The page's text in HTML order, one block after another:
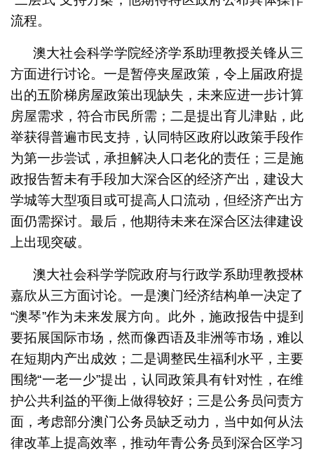
流程。
澳大社会科学学院经济学系助理教授关锋从三
方面进行讨论。一是暂停夹屋政策，令上届政府提
出的五阶梯房屋政策出现缺失，未来应进一步计算
房屋需求，符合市民所需；二是提出育儿津贴，此
举获得普遍市民支持，认同特区政府以政策手段作
为第一步尝试，承担解决人口老化的责任；三是施
政报告暂未有手段加大深合区的经济产出，建设大
学城等大型项目或可提高人口流动，但经济产出方
面仍需探讨。最后，他期待未来在深合区法律建设
上出现突破。
澳大社会科学学院政府与行政学系助理教授林
嘉欣从三方面讨论。一是澳门经济结构单一决定了
“澳琴”作为未来发展方向。此外，施政报告中提到
要拓展国际市场，然而像西语及非洲等市场，难以
在短期内产出成效；二是调整民生福利水平，主要
围绕“一老一少”提出，认同政策具有针对性，在维
护公共利益的平衡上做得较好；三是公务员问责方
面，考虑部分澳门公务员缺乏动力，当中如何从法
律改革上提高效率，推动年青公务员到深合区学习